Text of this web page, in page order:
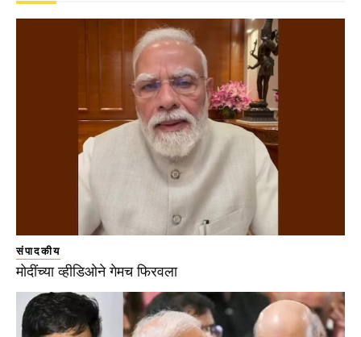
संपादकीय
मोदींच्या व्हीडिओने गेमच फिरवला